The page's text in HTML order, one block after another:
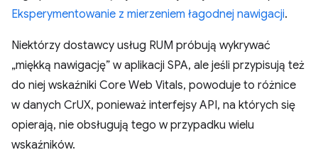
Eksperymentowanie z mierzeniem łagodnej nawigacji.
Niektórzy dostawcy usług RUM próbują wykrywać
„miękką nawigację” w aplikacji SPA, ale jeśli przypisują też
do niej wskaźniki Core Web Vitals, powoduje to różnice
w danych CrUX, ponieważ interfejsy API, na których się
opierają, nie obsługują tego w przypadku wielu
wskaźników.